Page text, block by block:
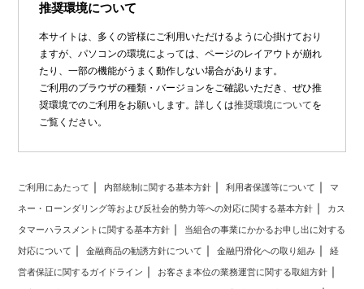
推奨環境について
本サイトは、多くの皆様にご利用いただけるように心掛けており
ますが、パソコンの環境によっては、ページのレイアウトが崩れ
たり、一部の機能がうまく動作しない場合があります。
ご利用のブラウザの種類・バージョンをご確認いただき、ぜひ推
奨環境でのご利用をお願いします。詳しくは推奨環境についてを
ご覧ください。
ご利用にあたって 内部統制に関する基本方針 利用者保護等について マ
ネー・ローンダリング等および反社会的勢力等への対応に関する基本方針 カス
タマーハラスメントに関する基本方針 当組合の事業にかかるお申し出に対する
対応について 金融商品の勧誘方針について 金融円滑化への取り組み 経
営者保証に関するガイドライン お客さま本位の業務運営に関する取組方針